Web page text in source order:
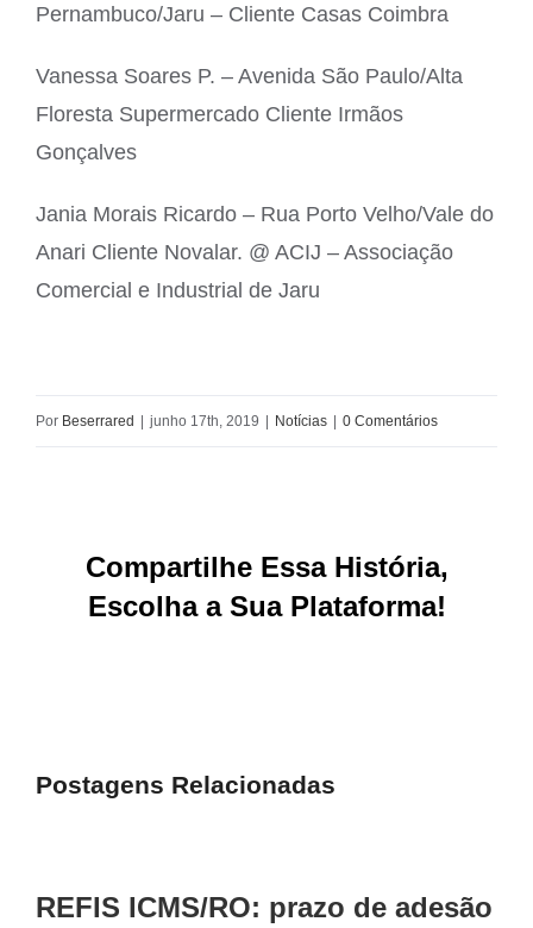
Pernambuco/Jaru – Cliente Casas Coimbra
Vanessa Soares P. – Avenida São Paulo/Alta
Floresta Supermercado Cliente Irmãos
Gonçalves
Jania Morais Ricardo – Rua Porto Velho/Vale do
Anari Cliente Novalar. @ ACIJ – Associação
Comercial e Industrial de Jaru
Por Beserrared | junho 17th, 2019 | Notícias | 0 Comentários
Compartilhe Essa História,
Escolha a Sua Plataforma!
Postagens Relacionadas
REFIS ICMS/RO: prazo de adesão